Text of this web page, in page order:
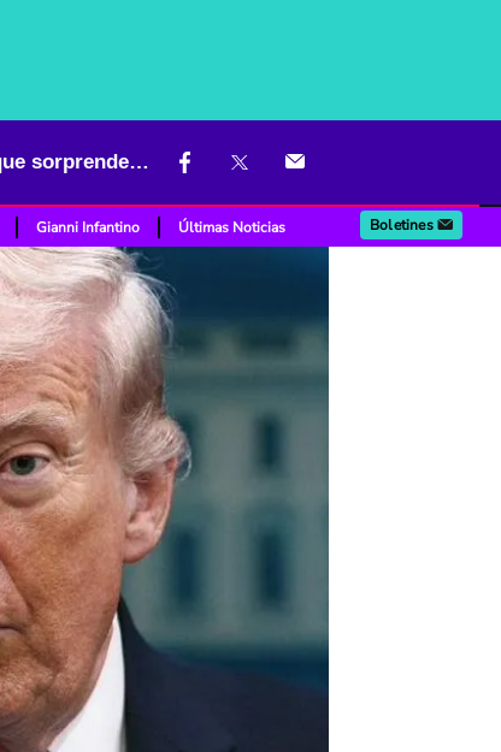
"Una civilización entera desaparecerá": Donald Trump lanza amenaza que sorprende al mundo
Gianni Infantino Últimas Noticias Boletines